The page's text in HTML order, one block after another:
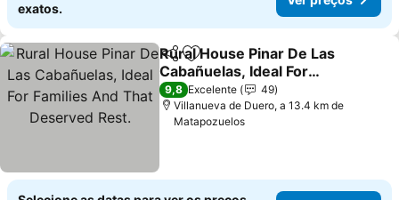
exatos.
PartilharAdicionar aos favoritos
Rural House Pinar De Las
Cabañuelas, Ideal For
Families And That
Deserved Rest.
9,8 Excelente
49
Villanueva de Duero, a 13.4 km de
Matapozuelos